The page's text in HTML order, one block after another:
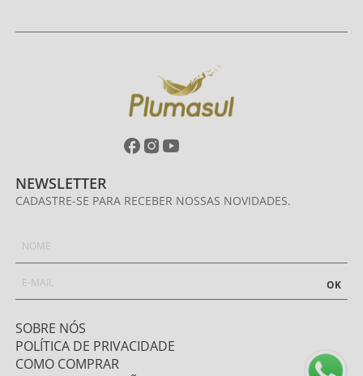
NEWSLETTER
CADASTRE-SE PARA RECEBER NOSSAS NOVIDADES.
OK
SOBRE NÓS
POLÍTICA DE PRIVACIDADE
COMO COMPRAR